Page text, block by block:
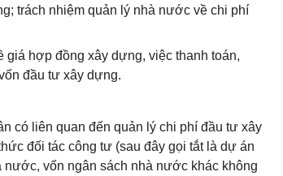
trách nhiệm quản lý nhà nước về chi phí
hợp đồng xây dựng, việc thanh toán,
đầu tư xây dựng.
có liên quan đến quản lý chi phí đầu tư xây
đối tác công tư (sau đây gọi tắt là dự án
vốn ngân sách nhà nước khác không